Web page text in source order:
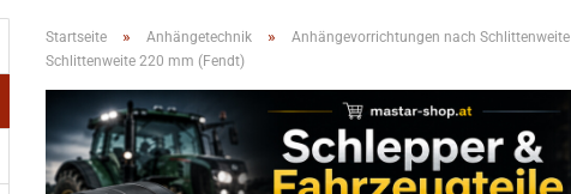
Startseite » Anhängetechnik » Anhängevorrichtungen nach Schlittenweite
Schlittenweite 220 mm (Fendt)